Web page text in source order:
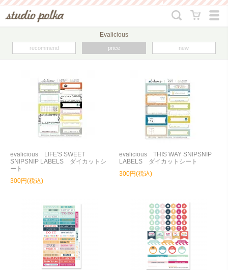
Evalicious
recommend price new
evalicious LIFE'S SWEET
SNIPSNIP LABELS ダイカットシ
ート
300円(税込)
evalicious THIS WAY SNIPSNIP
LABELS ダイカットシート
300円(税込)